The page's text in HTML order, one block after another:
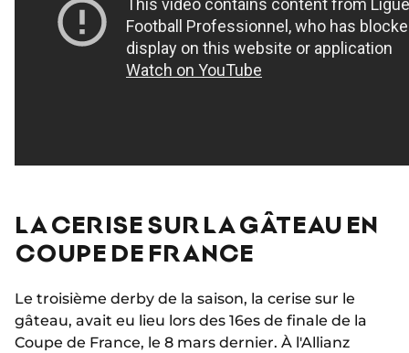
LA CERISE SUR LA GÂTEAU EN
COUPE DE FRANCE
Le troisième derby de la saison, la cerise sur le
gâteau, avait eu lieu lors des 16es de finale de la
Coupe de France, le 8 mars dernier. À l'Allianz